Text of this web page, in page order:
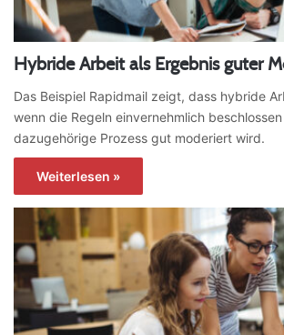
Hybride Arbeit als Ergebnis guter
Das Beispiel Rapidmail zeigt, dass hybride
wenn die Regeln einvernehmlich
dazugehörige Prozess gut moderiert wird.
Weiterlesen »